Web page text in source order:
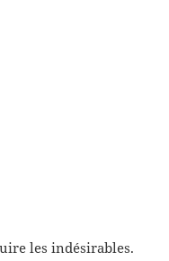
les indésirables.